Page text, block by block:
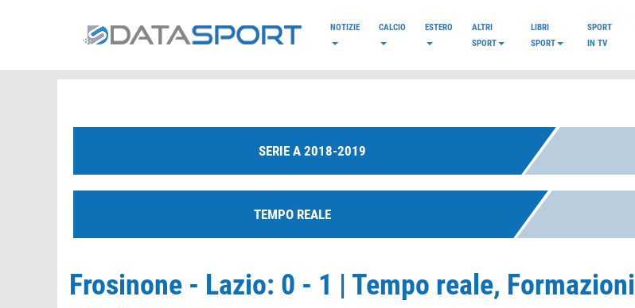
NOTIZIE CALCIO ESTERO
ALTRI
SPORT
LIBRI
SPORT
SPORT
IN TV
SERIE A 2018-2019
TEMPO REALE
Frosinone - Lazio: 0 - 1 | Tempo reale, Formazioni